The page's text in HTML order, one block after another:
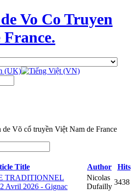
Vo Co Truyen
Title Author
Hits
TRADITIONNEL
Avril 2026 - Gignac
Nicolas
Dufailly
3438